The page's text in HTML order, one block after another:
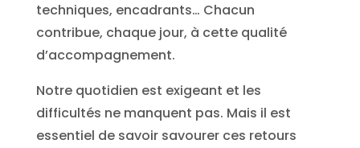
techniques, encadrants… Chacun
contribue, chaque jour, à cette qualité
d’accompagnement.
Notre quotidien est exigeant et les
difficultés ne manquent pas. Mais il est
essentiel de savoir savourer ces retours